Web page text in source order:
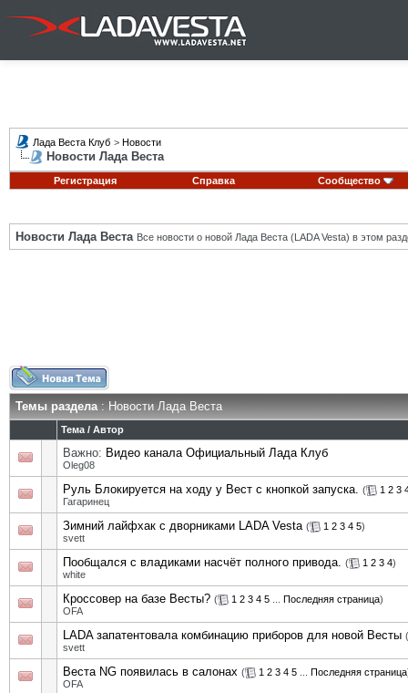
Лада Веста Клуб > Новости
Новости Лада Веста
Регистрация Справка Сообщество
Новости Лада Веста Все новости о новой Лада Веста (LADA Vesta) в этом
Темы раздела: Новости Лада Веста
Тема / Автор
Важно: Видео канала Официальный Лада Клуб
Oleg08
Руль Блокируется на ходу у Вест с кнопкой запуска. ( 1 2 3
Гагаринец
Зимний лайфхак с дворниками LADA Vesta ( 1 2 3 4 5)
svett
Пообщался с владиками насчёт полного привода. ( 1 2 3 4)
white
Кроссовер на базе Весты? ( 1 2 3 4 5 Последняя страница)
OFA
LADA запатентовала комбинацию приборов для новой Весты (
svett
Веста NG появилась в салонах ( 1 2 3 4 5 Последняя страница
OFA